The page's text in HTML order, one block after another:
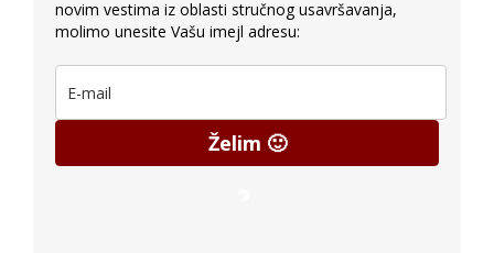
novim vestima iz oblasti stručnog usavršavanja,
molimo unesite Vašu imejl adresu:
Želim 🙂